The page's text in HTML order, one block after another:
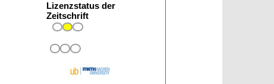
Lizenzstatus der
Zeitschrift